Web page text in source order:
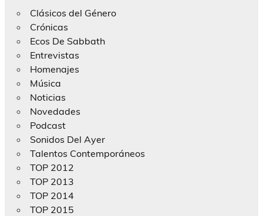
Clásicos del Género
Crónicas
Ecos De Sabbath
Entrevistas
Homenajes
Música
Noticias
Novedades
Podcast
Sonidos Del Ayer
Talentos Contemporáneos
TOP 2012
TOP 2013
TOP 2014
TOP 2015